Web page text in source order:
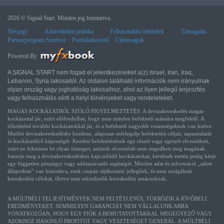
2026 © Signal Start. Minden jog fenntartva.
Névjegy
Adatvédelmi politika Felhasználási feltételek
Támogatás
Partnerprogram Szoftver
Portfóliókövető Újdonságok
Powered By
A SIGNAL START nem fogad el jelentkezéseket a(z) Israel, Iran, Iraq,
Lebanon, Syria lakosaitól. Az oldalon található információk nem irányulnak
olyan ország vagy joghatóság lakosaihoz, ahol az ilyen jellegű terjesztés
vagy felhasználás sérti a helyi törvényeket vagy rendeleteket.
MAGAS KOCKÁZATRÓL SZÓLÓ FIGYELMEZTETÉS: A devizakereskedés magas
kockázattal jár, ezért előfordulhat, hogy nem minden befektető számára megfelelő. A
tőkeáttétel további kockázatokkal jár, és a befektető nagyobb veszteségeknek van kitéve.
Mielőtt devizakereskedésbe kezdene, alaposan mérlegelje befektetési céljait, tapasztalatát
és kockázattűrő képességét. Kezdeti befektetésének egy részét vagy egészét elveszítheti,
ezért ne fektessen be olyan összeget, aminek elvesztését nem engedheti meg magának.
Ismerje meg a devizakereskedéshez kapcsolódó kockázatokat, kérdések esetén pedig kérje
egy független pénzügyi vagy adótanácsadó segítségét. Minden adat és információ „adott
állapotban” van biztosítva, ezek csupán tájékoztató jellegűek, és nem szolgálnak
kereskedési célokat, illetve nem tekinthetők kereskedési tanácsoknak.
A MÚLTBÉLI TELJESÍTMÉNYEK NEM FELTÉTLENÜL TÜKRÖZIK A JÖVŐBELI
EREDMÉNYEKET. SEMMILYEN GARANCIÁT NEM VÁLLALUNK ARRA
VONATKOZÓAN, HOGY EGY FIÓK A BEMUTATOTTAKKAL MEGEGYEZŐ VAGY
AZOKHOZ HASONLÓ PROFITOT VAGY VESZTESÉGET GENERÁL. A MÚLTBÉLI